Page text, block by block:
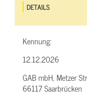
DETAILS
Kennung:
12.12.2026
GAB mbH, Metzer
66117 Saarbrücken